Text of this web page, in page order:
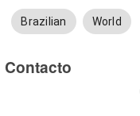
Brazilian World
Contacto